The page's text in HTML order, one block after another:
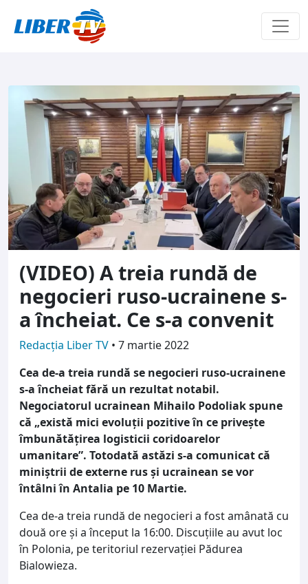
(VIDEO) A treia rundă de
negocieri ruso-ucrainene s-
a încheiat. Ce s-a convenit
Redacția Liber TV • 7 martie 2022
Cea de-a treia rundă se negocieri ruso-ucrainene
s-a încheiat fără un rezultat notabil.
Negociatorul ucrainean Mihailo Podoliak spune
că „există mici evoluții pozitive în ce privește
îmbunătățirea logisticii coridoarelor
umanitare”. Totodată astăzi s-a comunicat că
miniștrii de externe rus și ucrainean se vor
întâlni în Antalia pe 10 Martie.
Cea de-a treia rundă de negocieri a fost amânată cu
două ore și a început la 16:00. Discuțiile au avut loc
în Polonia, pe teritoriul rezervației Pădurea
Bialowieza.